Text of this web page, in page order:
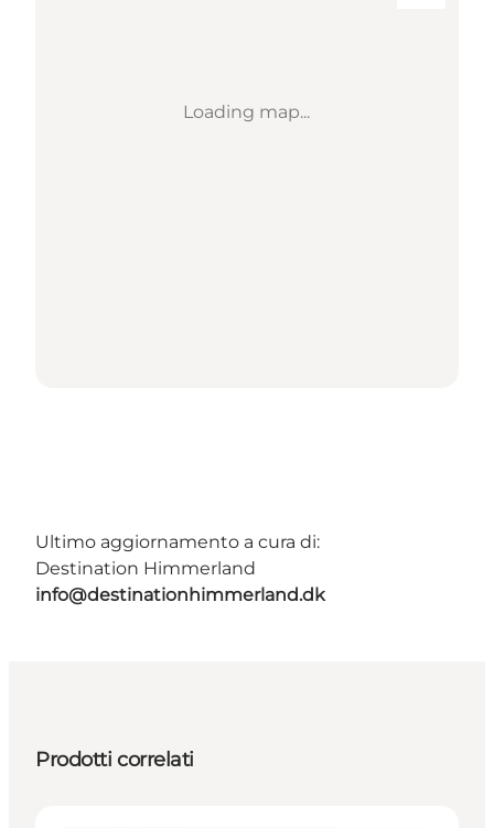
Loading map...
Ultimo aggiornamento a cura di:
Destination Himmerland
info@destinationhimmerland.dk
Prodotti correlati